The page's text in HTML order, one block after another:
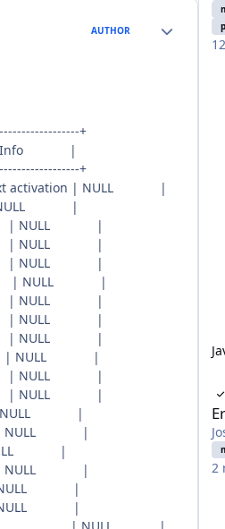
AUTHOR Author stats
+
Info |
+
activation | NULL |
|
| NULL |
| NULL |
| NULL |
| | NULL |
| NULL |
| NULL |
| NULL |
| NULL |
| NULL |
| NULL |
|
NULL |
|
NULL |
|
|
12
2